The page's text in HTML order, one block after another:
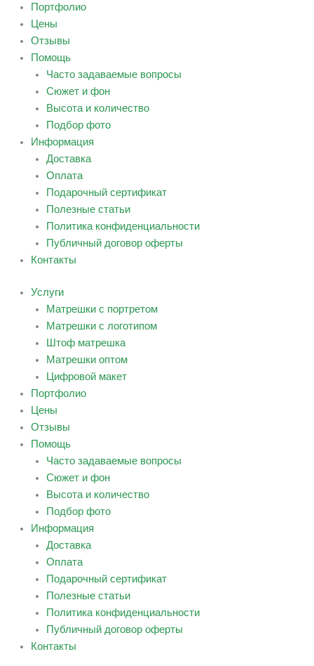
Портфолио
Цены
Отзывы
Помощь
Часто задаваемые вопросы
Сюжет и фон
Высота и количество
Подбор фото
Информация
Доставка
Оплата
Подарочный сертификат
Полезные статьи
Политика конфиденциальности
Публичный договор оферты
Контакты
Услуги
Матрешки с портретом
Матрешки с логотипом
Штоф матрешка
Матрешки оптом
Цифровой макет
Портфолио
Цены
Отзывы
Помощь
Часто задаваемые вопросы
Сюжет и фон
Высота и количество
Подбор фото
Информация
Доставка
Оплата
Подарочный сертификат
Полезные статьи
Политика конфиденциальности
Публичный договор оферты
Контакты